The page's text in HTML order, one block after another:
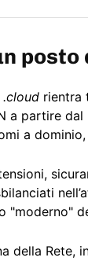
.cloud rientra
a partire
a
"moderno"
della Rete,